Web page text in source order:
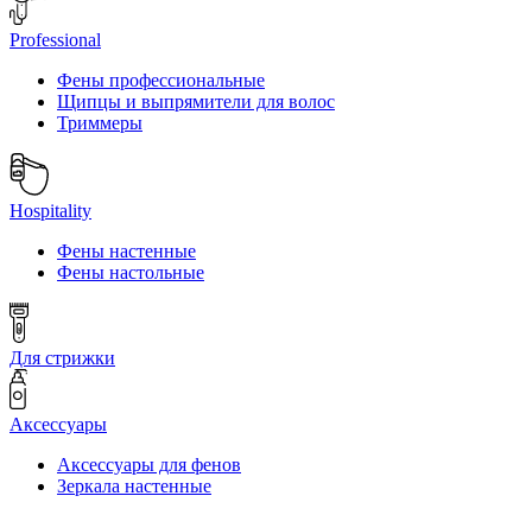
Professional
Фены профессиональные
Щипцы и выпрямители для волос
Триммеры
Hospitality
Фены настенные
Фены настольные
Для стрижки
Аксессуары
Аксессуары для фенов
Зеркала настенные